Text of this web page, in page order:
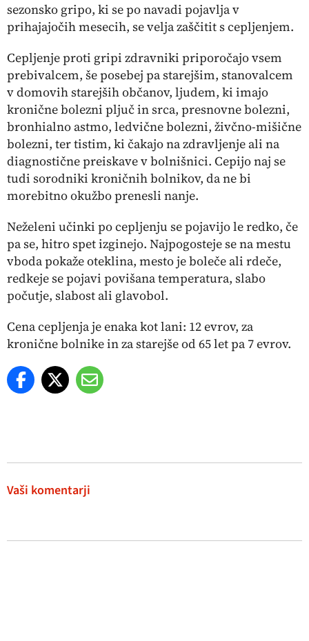
sezonsko gripo, ki se po navadi pojavlja v
prihajajočih mesecih, se velja zaščitit s cepljenjem.
Cepljenje proti gripi zdravniki priporočajo vsem
prebivalcem, še posebej pa starejšim, stanovalcem
v domovih starejših občanov, ljudem, ki imajo
kronične bolezni pljuč in srca, presnovne bolezni,
bronhialno astmo, ledvične bolezni, živčno-mišične
bolezni, ter tistim, ki čakajo na zdravljenje ali na
diagnostične preiskave v bolnišnici. Cepijo naj se
tudi sorodniki kroničnih bolnikov, da ne bi
morebitno okužbo prenesli nanje.
Neželeni učinki po cepljenju se pojavijo le redko, če
pa se, hitro spet izginejo. Najpogosteje se na mestu
vboda pokaže oteklina, mesto je boleče ali rdeče,
redkeje se pojavi povišana temperatura, slabo
počutje, slabost ali glavobol.
Cena cepljenja je enaka kot lani: 12 evrov, za
kronične bolnike in za starejše od 65 let pa 7 evrov.
Vaši komentarji